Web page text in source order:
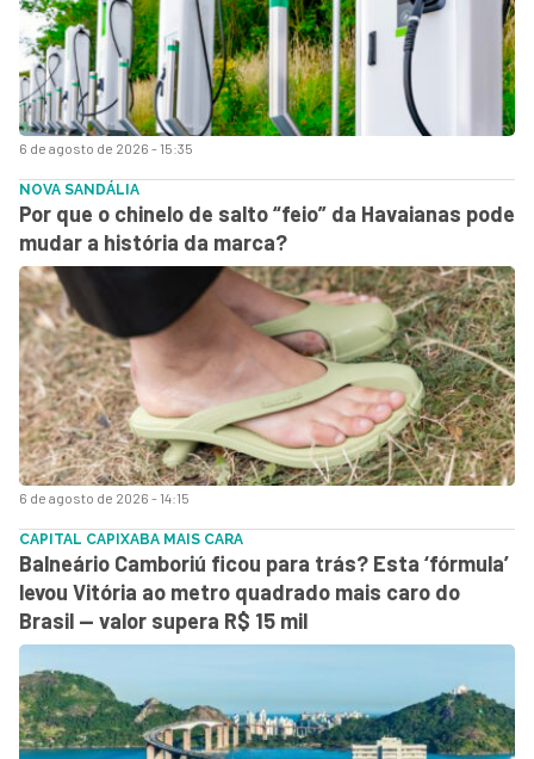
6 de agosto de 2026 - 15:35
6 de agosto de 2026 - 14:15
NOVA SANDÁLIA
Por que o chinelo de salto “feio” da Havaianas pode
mudar a história da marca?
CAPITAL CAPIXABA MAIS CARA
Balneário Camboriú ficou para trás? Esta ‘fórmula’
levou Vitória ao metro quadrado mais caro do
Brasil — valor supera R$ 15 mil